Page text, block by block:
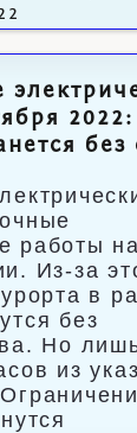
2022:
без
работы на
Из-за
в
без
Но
из